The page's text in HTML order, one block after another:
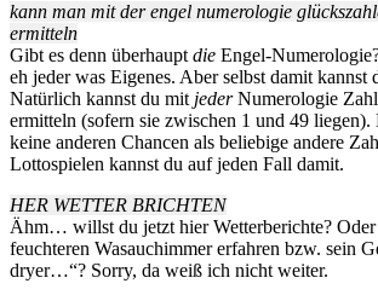
kann man mit der engel numerologie
ermitteln
Gibt es denn überhauptdie Engel-
eh jeder was Eigenes. Aber selbst damit kannst
Natürlich kannst du mit jederNumerologie
ermitteln (sofern sie zwischen 1 und 49
keine anderen Chancen als beliebige andere
Lottospielen kannst du auf jeden Fall damit.
HER WETTER BRICHTEN
Ähm… willst du jetzt hier Wetterberichte? Oder
feuchteren Wasauchimmer erfahren bzw. sein
dryer…“? Sorry, da weiß ich nicht weiter.